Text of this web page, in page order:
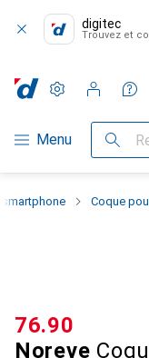
digitec
Trouvez et
Navigation par
Menu
Paramètres
Compte client
Listes de
Listes d'envies
Panier
Coque
Noreve
CHF
76.90